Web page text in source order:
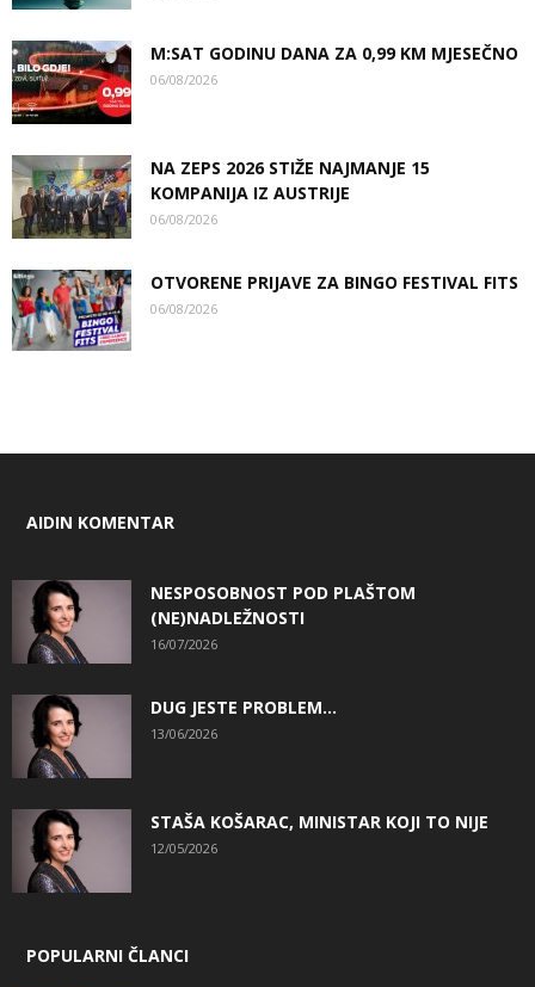
M:SAT GODINU DANA ZA 0,99 KM MJESEČNO
06/08/2026
NA ZEPS 2026 STIŽE NAJMANJE 15
KOMPANIJA IZ AUSTRIJE
06/08/2026
OTVORENE PRIJAVE ZA BINGO FESTIVAL FITS
06/08/2026
AIDIN KOMENTAR
NESPOSOBNOST POD PLAŠTOM
(NE)NADLEŽNOSTI
16/07/2026
DUG JESTE PROBLEM…
13/06/2026
STAŠA KOŠARAC, MINISTAR KOJI TO NIJE
12/05/2026
POPULARNI ČLANCI